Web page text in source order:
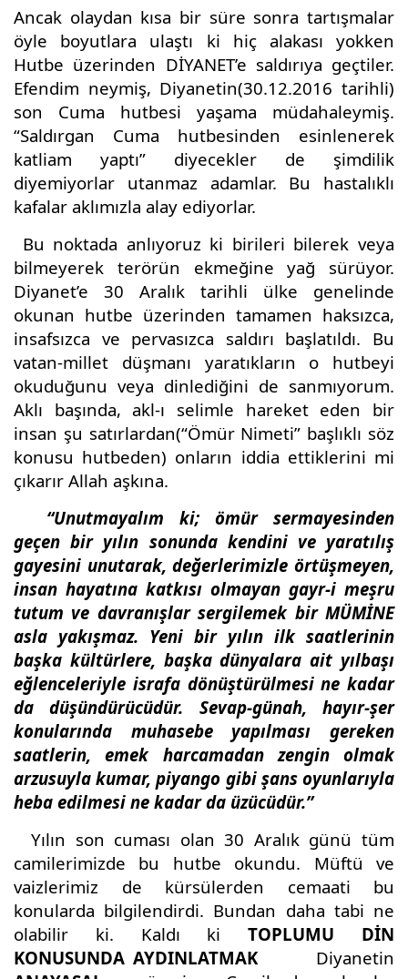
Ancak olaydan kısa bir süre sonra tartışmalar
öyle boyutlara ulaştı ki hiç alakası yokken
Hutbe üzerinden DİYANET’e saldırıya geçtiler.
Efendim neymiş, Diyanetin(30.12.2016 tarihli)
son Cuma hutbesi yaşama müdahaleymiş.
“Saldırgan Cuma hutbesinden esinlenerek
katliam yaptı” diyecekler de şimdilik
diyemiyorlar utanmaz adamlar. Bu hastalıklı
kafalar aklımızla alay ediyorlar.
Bu noktada anlıyoruz ki birileri bilerek veya
bilmeyerek terörün ekmeğine yağ sürüyor.
Diyanet’e 30 Aralık tarihli ülke genelinde
okunan hutbe üzerinden tamamen haksızca,
insafsızca ve pervasızca saldırı başlatıldı. Bu
vatan-millet düşmanı yaratıkların o hutbeyi
okuduğunu veya dinlediğini de sanmıyorum.
Aklı başında, akl-ı selimle hareket eden bir
insan şu satırlardan(“Ömür Nimeti” başlıklı söz
konusu hutbeden) onların iddia ettiklerini mi
çıkarır Allah aşkına.
“Unutmayalım ki; ömür sermayesinden
geçen bir yılın sonunda kendini ve yaratılış
gayesini unutarak, değerlerimizle örtüşmeyen,
insan hayatına katkısı olmayan gayr-i meşru
tutum ve davranışlar sergilemek bir MÜMİNE
asla yakışmaz. Yeni bir yılın ilk saatlerinin
başka kültürlere, başka dünyalara ait yılbaşı
eğlenceleriyle israfa dönüştürülmesi ne kadar
da düşündürücüdür. Sevap-günah, hayır-şer
konularında muhasebe yapılması gereken
saatlerin, emek harcamadan zengin olmak
arzusuyla kumar, piyango gibi şans oyunlarıyla
heba edilmesi ne kadar da üzücüdür.”
Yılın son cuması olan 30 Aralık günü tüm
camilerimizde bu hutbe okundu. Müftü ve
vaizlerimiz de kürsülerden cemaati bu
konularda bilgilendirdi. Bundan daha tabi ne
olabilir ki. Kaldı kiTOPLUMU DİN
KONUSUNDA AYDINLATMAK
Diyanetin